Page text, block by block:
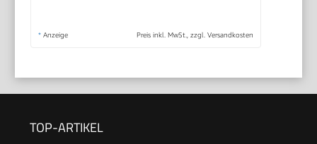
* Anzeige Preis inkl. MwSt., zzgl. Versandkosten
TOP-ARTIKEL